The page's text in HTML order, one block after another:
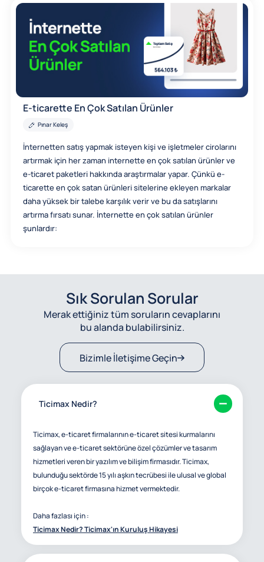
E-ticarette En Çok Satılan Ürünler
Pınar Keleş
İnternetten satış yapmak isteyen kişi ve işletmeler cirolarını
artırmak için her zaman internette en çok satılan ürünler ve
e-ticaret paketleri hakkında araştırmalar yapar. Çünkü e-
ticarette en çok satan ürünleri sitelerine ekleyen markalar
daha yüksek bir talebe karşılık verir ve bu da satışlarını
artırma fırsatı sunar. İnternette en çok satılan ürünler
şunlardır:
Sık Sorulan Sorular
Merak ettiğiniz tüm soruların cevaplarını
bu alanda bulabilirsiniz.
Bizimle İletişime Geçin
Ticimax Nedir?
Ticimax, e-ticaret firmalarının e-ticaret sitesi kurmalarını
sağlayan ve e-ticaret sektörüne özel çözümler ve tasarım
hizmetleri veren bir yazılım ve bilişim firmasıdır. Ticimax,
bulunduğu sektörde 15 yılı aşkın tecrübesi ile ulusal ve global
birçok e-ticaret firmasına hizmet vermektedir.
Daha fazlası için :
Ticimax Nedir? Ticimax'ın Kuruluş Hikayesi